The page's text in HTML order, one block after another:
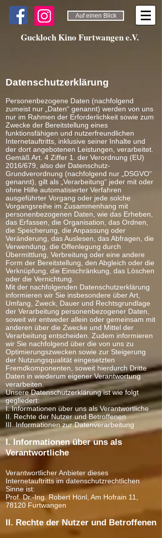
Auf einen Blick
Guckloch Kino Furtwangen e.V.
Datenschutzerklärung
Personenbezogene Daten (nachfolgend
zumeist nur „Daten“ genannt) werden von uns
nur im Rahmen der Erforderlichkeit sowie zum
Zwecke der Bereitstellung eines
funktionsfähigen und nutzerfreundlichen
Internetauftritts, inklusive seiner Inhalte und
der dort angebotenen Leistungen, verarbeitet.
Gemäß Art. 4 Ziffer 1. der Verordnung (EU)
2016/679, also der Datenschutz-
Grundverordnung (nachfolgend nur „DSGVO“
genannt), gilt als „Verarbeitung“ jeder mit oder
ohne Hilfe automatisierter Verfahren
ausgeführter Vorgang oder jede solche
Vorgangsreihe im Zusammenhang mit
personenbezogenen Daten, wie das Erheben,
das Erfassen, die Organisation, das Ordnen,
die Speicherung, die Anpassung oder
Veränderung, das Auslesen, das Abfragen, die
Verwendung, die Offenlegung durch
Übermittlung, Verbreitung oder eine andere
Form der Bereitstellung, den Abgleich oder die
Verknüpfung, die Einschränkung, das Löschen
oder die Vernichtung.
Mit der nachfolgenden Datenschutzerklärung
informieren wir Sie insbesondere über Art,
Umfang, Zweck, Dauer und Rechtsgrundlage
der Verarbeitung personenbezogener Daten,
soweit wir entweder allein oder gemeinsam mit
anderen über die Zwecke und Mittel der
Verarbeitung entscheiden. Zudem informieren
wir Sie nachfolgend über die von uns zu
Optimierungszwecken sowie zur Steigerung
der Nutzungsqualität eingesetzten
Fremdkomponenten, soweit hierdurch Dritte
Daten in wiederum eigener Verantwortung
verarbeiten.
Unsere Datenschutzerklärung ist wie folgt
gegliedert:
I. Informationen über uns als Verantwortliche
II. Rechte der Nutzer und Betroffenen
III. Informationen zur Datenverarbeitung
I. Informationen über uns als
Verantwortliche
Verantwortlicher Anbieter dieses
Internetauftritts im datenschutzrechtlichen
Sinne ist:
Prof. Dr.-Ing. Robert Hönl, Am Hofrain 11,
78120 Furtwangen
II. Rechte der Nutzer und Betroffenen